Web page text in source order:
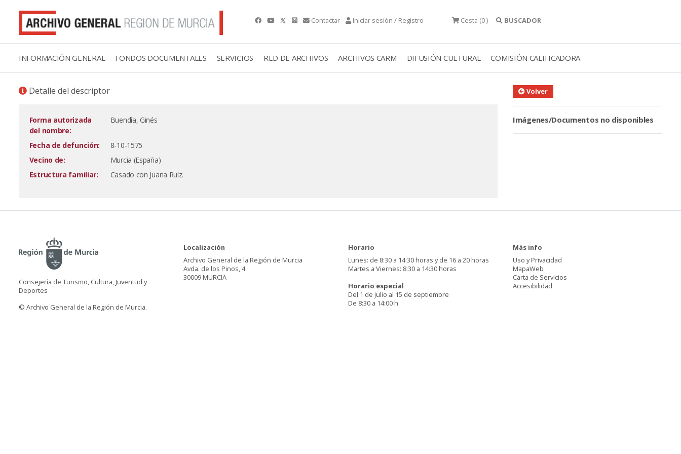
Contactar Iniciar sesión / Registro Cesta (0 ) BUSCADOR
INFORMACIÓN GENERAL FONDOS DOCUMENTALES SERVICIOS RED DE ARCHIVOS ARCHIVOS CARM DIFUSIÓN CULTURAL COMISIÓN CALIFICADORA
Detalle del descriptor
Forma autorizada
del nombre:
Buendía, Ginés
Fecha de defunción:
8-10-1575
Vecino de:
Murcia (España)
Estructura familiar:
Casado con Juana Ruíz.
Volver
Imágenes/Documentos no disponibles
Consejería de Turismo, Cultura, Juventud y
Deportes
© Archivo General de la Región de Murcia.
Localización
Archivo General de la Región de Murcia
Avda. de los Pinos, 4
30009 MURCIA
Horario
Lunes: de 8:30 a 14:30 horas y de 16 a 20 horas
Martes a Viernes: 8:30 a 14:30 horas
Horario especial
Del 1 de julio al 15 de septiembre
De 8:30 a 14:00 h.
Más info
Uso y Privacidad
MapaWeb
Carta de Servicios
Accesibilidad